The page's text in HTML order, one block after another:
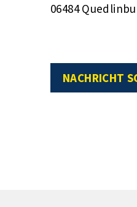
06484
NACHRICHT